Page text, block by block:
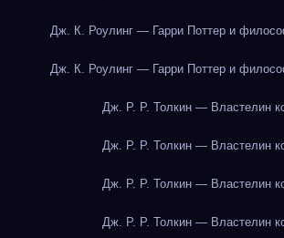
Дж. К. Роулинг — Гарри Поттер и
Дж. К. Роулинг — Гарри Поттер и
Дж. Р. Р. Толкин — Властелин
Дж. Р. Р. Толкин — Властелин
Дж. Р. Р. Толкин — Властелин
Дж. Р. Р. Толкин — Властелин